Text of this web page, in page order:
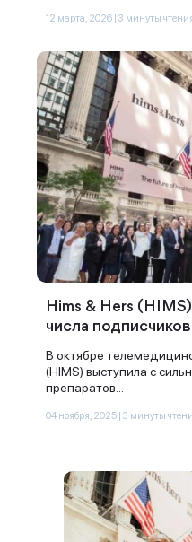
12 марта, 2026 | 3 минуты
Hims & Hers
числа подписчиков
В октябре
(HIMS) выступила с
препаратов...
04 ноября, 2025 | 3 минуты